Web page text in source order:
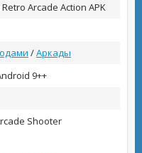
Arcade Action APK
/Аркады
9++
Shooter